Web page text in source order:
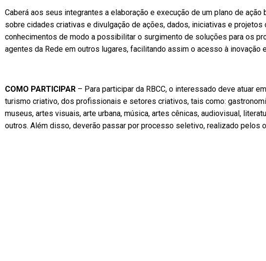
Caberá aos seus integrantes a elaboração e execução de um plano de
sobre cidades criativas e divulgação de ações, dados, iniciativas e
conhecimentos de modo a possibilitar o surgimento de soluções para os
agentes da Rede em outros lugares, facilitando assim o acesso à
COMO PARTICIPAR – Para participar da RBCC, o interessado deve atuar
turismo criativo, dos profissionais e setores criativos, tais como:
museus, artes visuais, arte urbana, música, artes cênicas, audiovisual,
outros. Além disso, deverão passar por processo seletivo, realizado pelos